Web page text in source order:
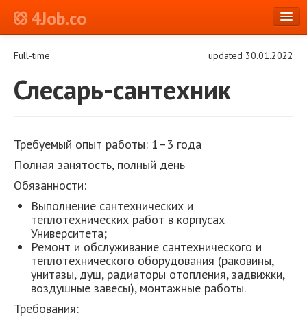
4Job.co
Full-time updated 30.01.2022
Слесарь-сантехник
Требуемый опыт работы: 1–3 года
Полная занятость, полный день
Обязанности:
Выполнение сантехнических и
теплотехнических работ в корпусах
Университета;
Ремонт и обслуживание сантехнического и
теплотехнического оборудования (раковины,
унитазы, душ, радиаторы отопления, задвижки,
воздушные завесы), монтажные работы.
Требования: